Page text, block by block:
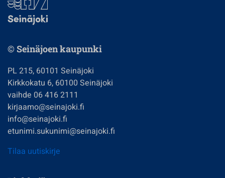
© Seinäjoen kaupunki
PL 215, 60101 Seinäjoki
Kirkkokatu 6, 60100 Seinäjoki
vaihde 06 416 2111
kirjaamo@seinajoki.fi
info@seinajoki.fi
etunimi.sukunimi@seinajoki.fi
Tilaa uutiskirje